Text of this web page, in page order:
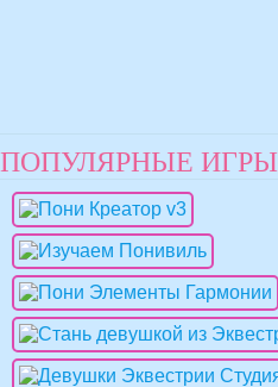
ПОПУЛЯРНЫЕ ИГРЫ